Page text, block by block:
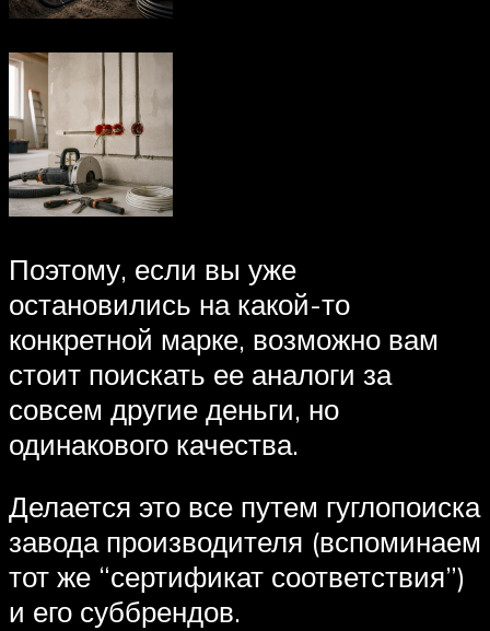
Поэтому, если вы уже
остановились на какой-то
конкретной марке, возможно вам
стоит поискать ее аналоги за
совсем другие деньги, но
одинакового качества.
Делается это все путем гуглопоиска
завода производителя (вспоминаем
тот же “сертификат соответствия”)
и его суббрендов.